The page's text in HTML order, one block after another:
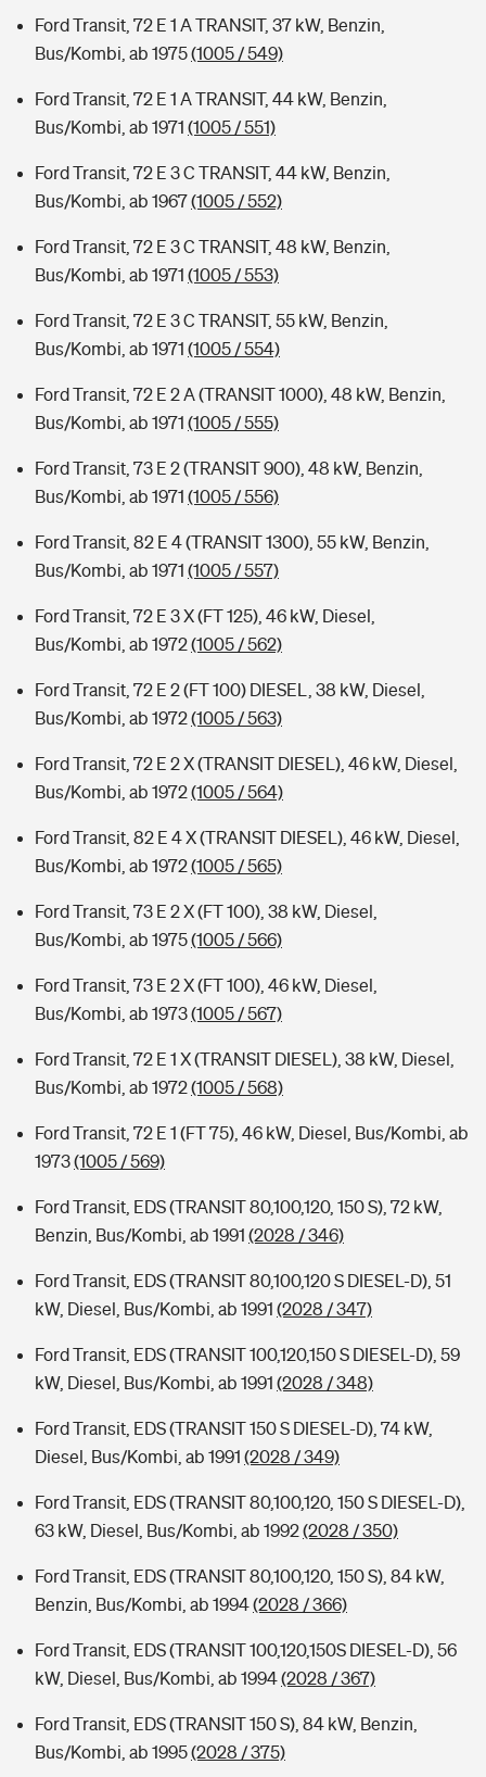
Ford Transit, 72 E 1 A TRANSIT, 37 kW, Benzin,
Bus/Kombi, ab 1975(1005 / 549)
Ford Transit, 72 E 1 A TRANSIT, 44 kW, Benzin,
Bus/Kombi, ab 1971 (1005 / 551)
Ford Transit, 72 E 3 C TRANSIT, 44 kW, Benzin,
Bus/Kombi, ab 1967(1005 / 552)
Ford Transit, 72 E 3 C TRANSIT, 48 kW, Benzin,
Bus/Kombi, ab 1971 (1005 / 553)
Ford Transit, 72 E 3 C TRANSIT, 55 kW, Benzin,
Bus/Kombi, ab 1971 (1005 / 554)
Ford Transit, 72 E 2 A (TRANSIT 1000), 48 kW, Benzin,
Bus/Kombi, ab 1971 (1005 / 555)
Ford Transit, 73 E 2 (TRANSIT 900), 48 kW, Benzin,
Bus/Kombi, ab 1971 (1005 / 556)
Ford Transit, 82 E 4 (TRANSIT 1300), 55 kW, Benzin,
Bus/Kombi, ab 1971 (1005 / 557)
Ford Transit, 72 E 3 X (FT 125), 46 kW, Diesel,
Bus/Kombi, ab 1972(1005 / 562)
Ford Transit, 72 E 2 (FT 100) DIESEL, 38 kW, Diesel,
Bus/Kombi, ab 1972(1005 / 563)
Ford Transit, 72 E 2 X (TRANSIT DIESEL), 46 kW, Diesel,
Bus/Kombi, ab 1972(1005 / 564)
Ford Transit, 82 E 4 X (TRANSIT DIESEL), 46 kW, Diesel,
Bus/Kombi, ab 1972(1005 / 565)
Ford Transit, 73 E 2 X (FT 100), 38 kW, Diesel,
Bus/Kombi, ab 1975(1005 / 566)
Ford Transit, 73 E 2 X (FT 100), 46 kW, Diesel,
Bus/Kombi, ab 1973(1005 / 567)
Ford Transit, 72 E 1 X (TRANSIT DIESEL), 38 kW, Diesel,
Bus/Kombi, ab 1972(1005 / 568)
Ford Transit, 72 E 1 (FT 75), 46 kW, Diesel, Bus/Kombi, ab
1973(1005 / 569)
Ford Transit, EDS (TRANSIT 80,100,120, 150 S), 72 kW,
Benzin, Bus/Kombi, ab 1991 (2028 / 346)
Ford Transit, EDS (TRANSIT 80,100,120 S DIESEL-D), 51
kW, Diesel, Bus/Kombi, ab 1991 (2028 / 347)
Ford Transit, EDS (TRANSIT 100,120,150 S DIESEL-D), 59
kW, Diesel, Bus/Kombi, ab 1991 (2028 / 348)
Ford Transit, EDS (TRANSIT 150 S DIESEL-D), 74 kW,
Diesel, Bus/Kombi, ab 1991 (2028 / 349)
Ford Transit, EDS (TRANSIT 80,100,120, 150 S DIESEL-D),
63 kW, Diesel, Bus/Kombi, ab 1992(2028 / 350)
Ford Transit, EDS (TRANSIT 80,100,120, 150 S), 84 kW,
Benzin, Bus/Kombi, ab 1994(2028 / 366)
Ford Transit, EDS (TRANSIT 100,120,150S DIESEL-D), 56
kW, Diesel, Bus/Kombi, ab 1994(2028 / 367)
Ford Transit, EDS (TRANSIT 150 S), 84 kW, Benzin,
Bus/Kombi, ab 1995(2028 / 375)